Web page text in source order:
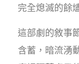
完全熄滅的餘
這部劇的敘事
含蓄，暗流湧